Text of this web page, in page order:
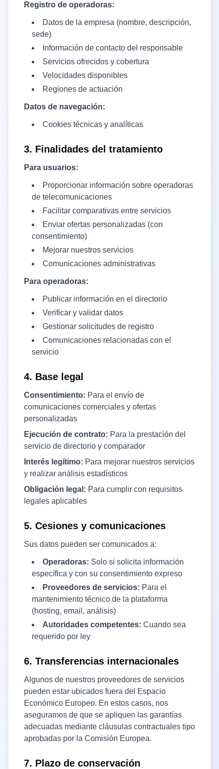
Registro de operadoras:
Datos de la empresa (nombre, descripción,
sede)
Información de contacto del responsable
Servicios ofrecidos y cobertura
Velocidades disponibles
Regiones de actuación
Datos de navegación:
Cookies técnicas y analíticas
3. Finalidades del tratamiento
Para usuarios:
Proporcionar información sobre operadoras
de telecomunicaciones
Facilitar comparativas entre servicios
Enviar ofertas personalizadas (con
consentimiento)
Mejorar nuestros servicios
Comunicaciones administrativas
Para operadoras:
Publicar información en el directorio
Verificar y validar datos
Gestionar solicitudes de registro
Comunicaciones relacionadas con el
servicio
4. Base legal
Consentimiento: Para el envío de
comunicaciones comerciales y ofertas
personalizadas
Ejecución de contrato: Para la prestación del
servicio de directorio y comparador
Interés legítimo: Para mejorar nuestros servicios
y realizar análisis estadísticos
Obligación legal: Para cumplir con requisitos
legales aplicables
5. Cesiones y comunicaciones
Sus datos pueden ser comunicados a:
Operadoras: Solo si solicita información
específica y con su consentimiento expreso
Proveedores de servicios: Para el
mantenimiento técnico de la plataforma
(hosting, email, análisis)
Autoridades competentes: Cuando sea
requerido por ley
6. Transferencias internacionales
Algunos de nuestros proveedores de servicios
pueden estar ubicados fuera del Espacio
Económico Europeo. En estos casos, nos
aseguramos de que se apliquen las garantías
adecuadas mediante cláusulas contractuales tipo
aprobadas por la Comisión Europea.
7. Plazo de conservación